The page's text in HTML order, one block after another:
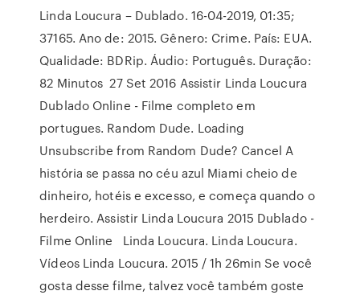
Linda Loucura – Dublado. 16-04-2019, 01:35;
37165. Ano de: 2015. Gênero: Crime. País: EUA.
Qualidade: BDRip. Áudio: Português. Duração:
82 Minutos 27 Set 2016 Assistir Linda Loucura
Dublado Online - Filme completo em
portugues. Random Dude. Loading
Unsubscribe from Random Dude? Cancel A
história se passa no céu azul Miami cheio de
dinheiro, hotéis e excesso, e começa quando o
herdeiro. Assistir Linda Loucura 2015 Dublado -
Filme Online Linda Loucura. Linda Loucura.
Vídeos Linda Loucura. 2015 / 1h 26min Se você
gosta desse filme, talvez você também goste